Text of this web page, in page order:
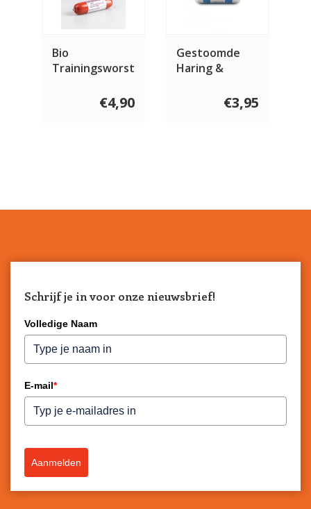
Bio
Trainingsworst
€4,90
Gestoomde
Haring &
Compleet 600
€3,95
Schrijf je in voor onze nieuwsbrief!
Volledige Naam
E-mail*
Aanmelden